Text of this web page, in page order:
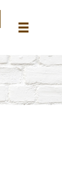
メニュ